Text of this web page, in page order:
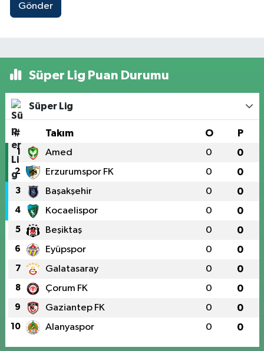
Gönder
Süper Lig Puan Durumu
Süper Lig
# Takım O P
1 Amed 0 0
2 Erzurumspor FK 0 0
3 Başakşehir 0 0
4 Kocaelispor 0 0
5 Beşiktaş 0 0
6 Eyüpspor 0 0
7 Galatasaray 0 0
8 Çorum FK 0 0
9 Gaziantep FK 0 0
10 Alanyaspor 0 0